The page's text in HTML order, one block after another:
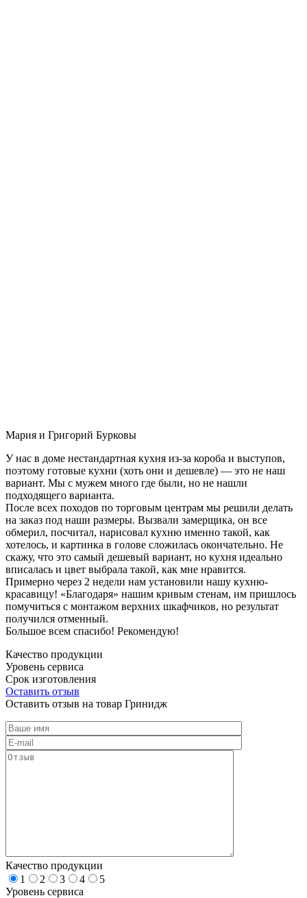
Мария и Григорий Бурковы
У нас в доме нестандартная кухня из-за короба и выступов,
поэтому готовые кухни (хоть они и дешевле) — это не наш
вариант. Мы с мужем много где были, но не нашли
подходящего варианта.
После всех походов по торговым центрам мы решили делать
на заказ под наши размеры. Вызвали замерщика, он все
обмерил, посчитал, нарисовал кухню именно такой, как
хотелось, и картинка в голове сложилась окончательно. Не
скажу, что это самый дешевый вариант, но кухня идеально
вписалась и цвет выбрала такой, как мне нравится.
Примерно через 2 недели нам установили нашу кухню-
красавицу! «Благодаря» нашим кривым стенам, им пришлось
помучиться с монтажом верхних шкафчиков, но результат
получился отменный.
Большое всем спасибо! Рекомендую!
Качество продукции
Уровень сервиса
Срок изготовления
Оставить отзыв
Оставить отзыв на товар Гринидж
Качество продукции
1
2 3 4
5
Уровень сервиса